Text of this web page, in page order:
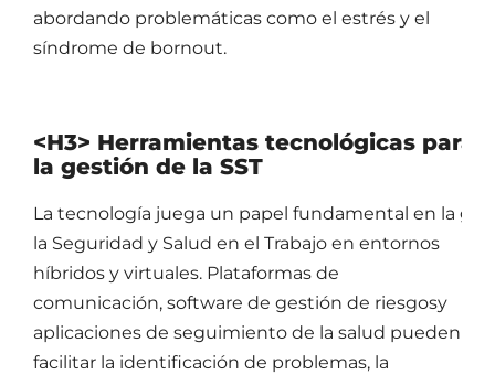
abordando problemáticas como el estrés y el
síndrome de bornout.
<H3> Herramientas tecnológicas para
la gestión de la SST
La tecnología juega un papel fundamental en la
la Seguridad y Salud en el Trabajo en entornos
híbridos y virtuales. Plataformas de
comunicación, software de gestión de riesgosy
aplicaciones de seguimiento de la salud pueden
facilitar la identificación de problemas, la